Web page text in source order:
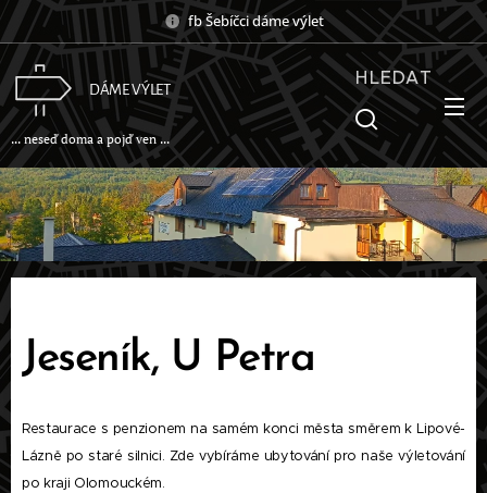
fb Šebíčci dáme výlet
DÁME VÝLET
... neseď doma a pojď ven ...
HLEDAT
Jeseník, U Petra
Restaurace s penzionem na samém konci města směrem k Lipové-
Lázně po staré silnici. Zde vybíráme ubytování pro naše výletování
po kraji Olomouckém.